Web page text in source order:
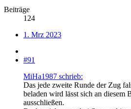
Beiträge
124
1. Mrz 2023
#91
MiHa1987 schrieb:
Das jede zweite Runde der Zug
beladen wird lässt sich an diesem
ausschließen.